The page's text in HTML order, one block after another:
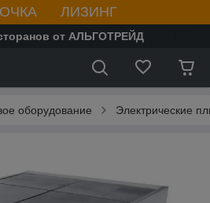
ЛИЗИНГ
от АЛЬГОТРЕЙД
оборудование Электрические